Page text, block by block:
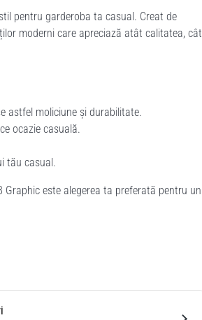
pentru garderoba ta casual. Creat de
moderni care apreciază atât calitatea, cât
astfel moliciune și durabilitate.
ocazie casuală.
tău casual.
este alegerea ta preferată pentru un